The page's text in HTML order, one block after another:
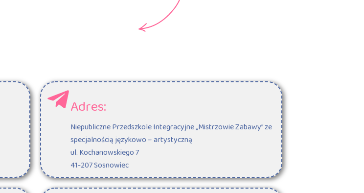
Adres:
Niepubliczne Przedszkole Integracyjne „Mistrzowie Zabawy” ze
specjalnością językowo – artystyczną
ul. Kochanowskiego 7
41-207 Sosnowiec